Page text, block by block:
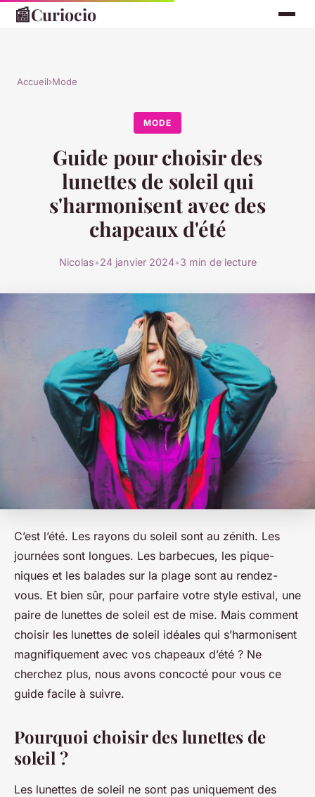
📰Curiocio
Accueil›Mode
MODE
Guide pour choisir des
lunettes de soleil qui
s'harmonisent avec des
chapeaux d'été
Nicolas•24 janvier 2024•3 min de lecture
C’est l’été. Les rayons du soleil sont au zénith. Les
journées sont longues. Les barbecues, les pique-
niques et les balades sur la plage sont au rendez-
vous. Et bien sûr, pour parfaire votre style estival, une
paire de lunettes de soleil est de mise. Mais comment
choisir les lunettes de soleil idéales qui s’harmonisent
magnifiquement avec vos chapeaux d’été ? Ne
cherchez plus, nous avons concocté pour vous ce
guide facile à suivre.
Pourquoi choisir des lunettes de
soleil ?
Les lunettes de soleil ne sont pas uniquement des